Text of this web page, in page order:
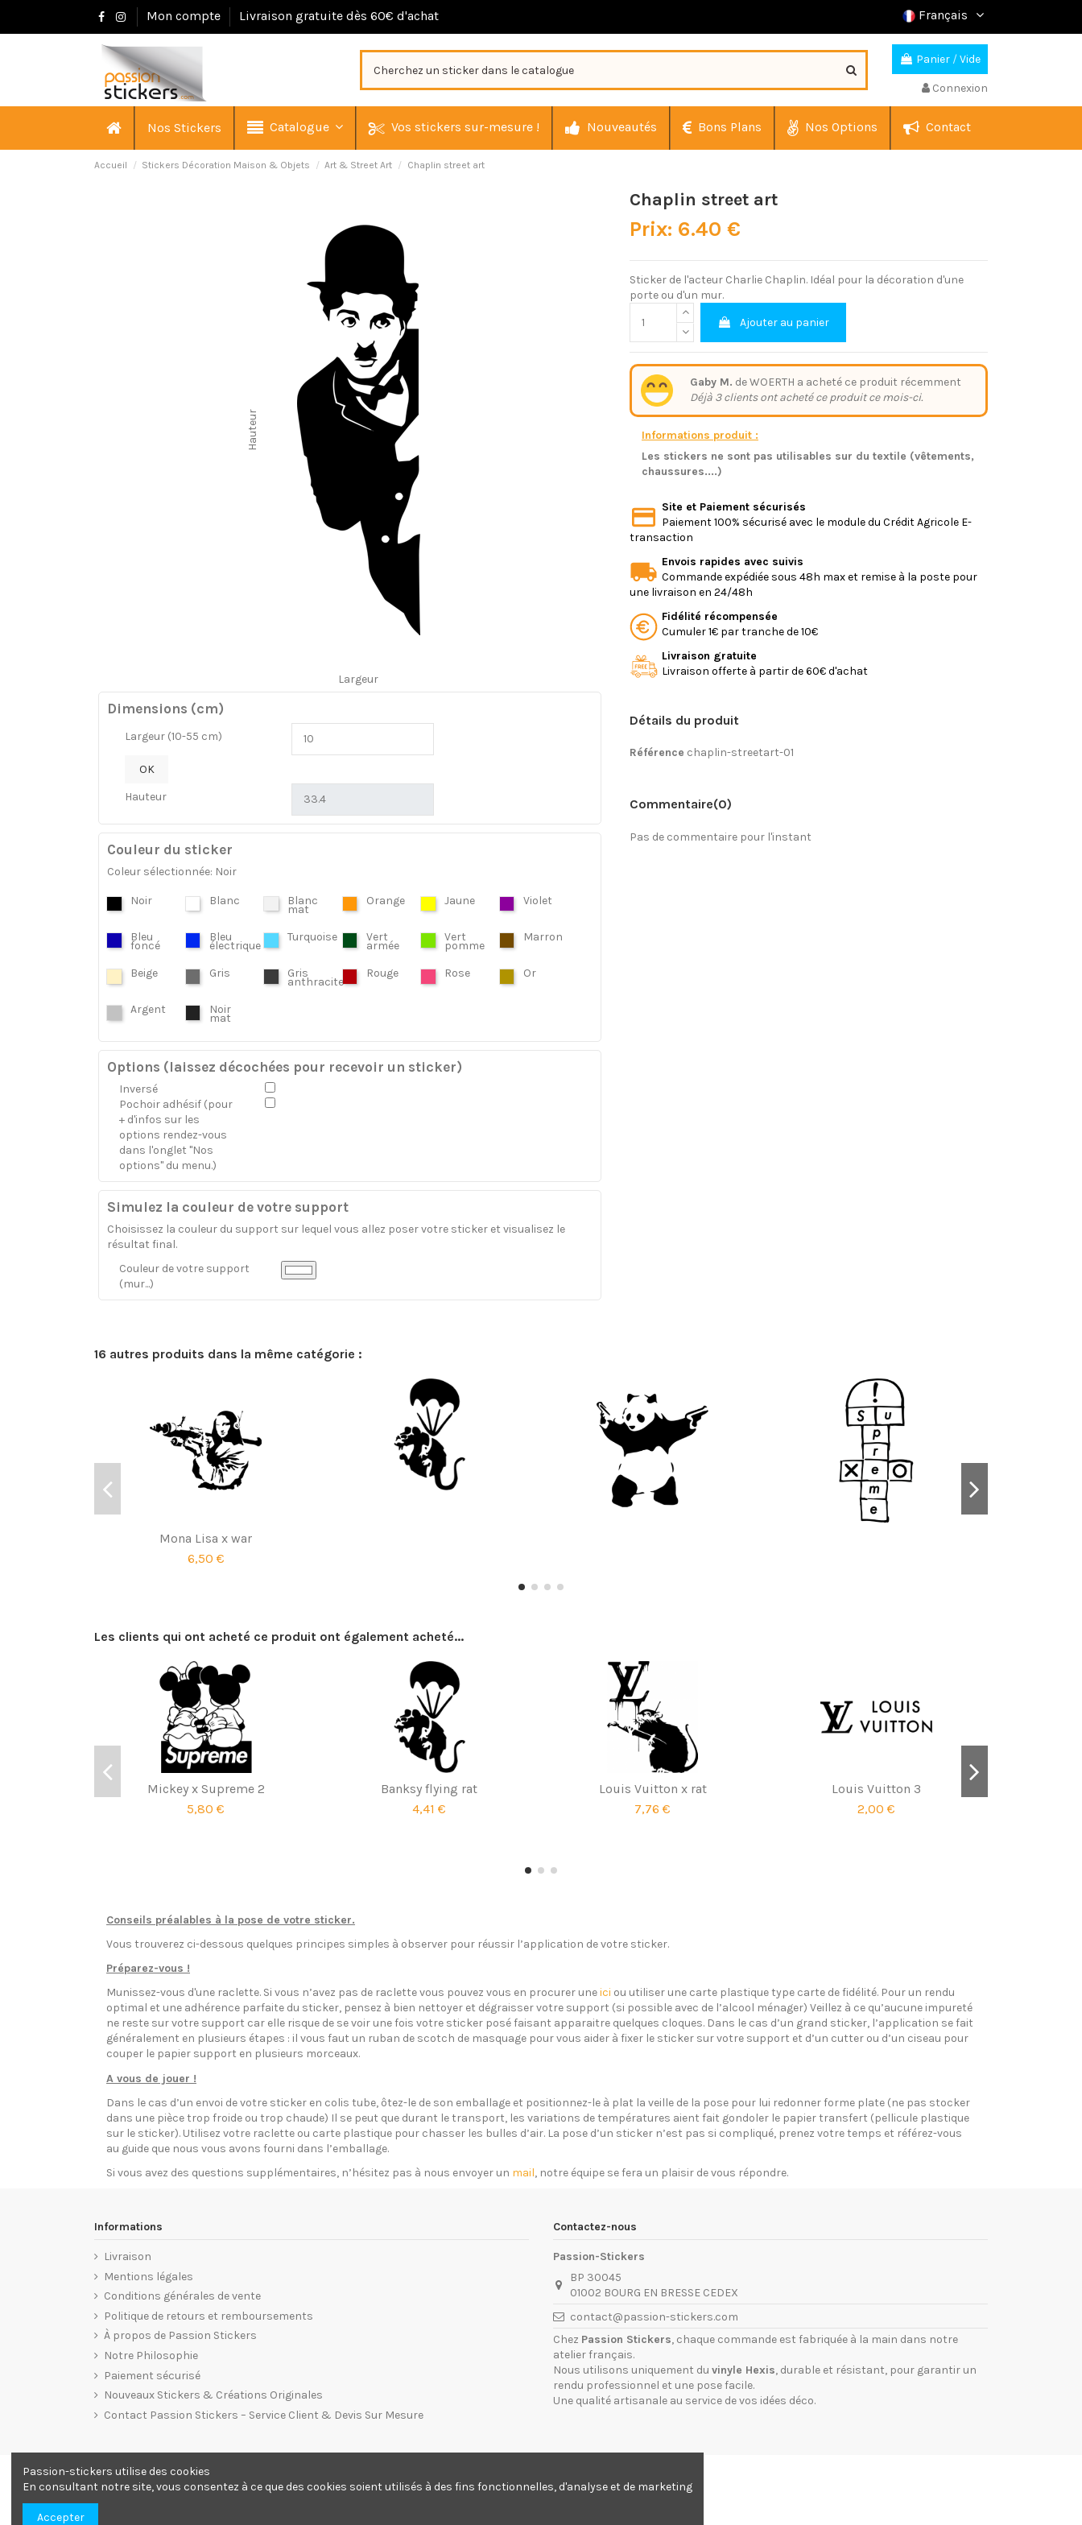
Mon compte Livraison gratuite dès 60€ d'achat Français
Panier /Vide
Connexion
Nos Stickers Catalogue Vos stickers sur-mesure ! Nouveautés Bons Plans Nos Options Contact
Accueil Stickers Décoration Maison & Objets Art & Street Art Chaplin street art
Hauteur
Largeur
Dimensions (cm)
Largeur (10-55 cm)
OK
Hauteur
Couleur du sticker
Coleur sélectionnée: Noir
Noir Blanc Blanc
mat
Orange Jaune Violet
Bleu
foncé
Bleu
électrique
Turquoise Vert
armée
Vert
pomme
Marron
Beige Gris Gris
anthracite
Rouge Rose Or
Argent Noir
mat
Options (laissez décochées pour recevoir un sticker)
Inversé
Pochoir adhésif (pour
+ d'infos sur les
options rendez-vous
dans l'onglet "Nos
options" du menu.)
Simulez la couleur de votre support
Choisissez la couleur du support sur lequel vous allez poser votre sticker et visualisez le
résultat final.
Couleur de votre support
(mur...)
Chaplin street art
Prix: 6.40 €
Sticker de l'acteur Charlie Chaplin. Idéal pour la décoration d'une
porte ou d'un mur.
Ajouter au panier
Gaby M. de WOERTH a acheté ce produit récemment
Déjà 3 clients ont acheté ce produit ce mois-ci.
Informations produit :
Les stickers ne sont pas utilisables sur du textile (vêtements,
chaussures....)
Site et Paiement sécurisés
Paiement 100% sécurisé avec le module du Crédit Agricole E-
transaction
Envois rapides avec suivis
Commande expédiée sous 48h max et remise à la poste pour
une livraison en 24/48h
Fidélité récompensée
Cumuler 1€ par tranche de 10€
Livraison gratuite
Livraison offerte à partir de 60€ d'achat
Détails du produit
Référence chaplin-streetart-01
Commentaire(0)
Pas de commentaire pour l'instant
16 autres produits dans la même catégorie :
Mona Lisa x war
6,50 €
Les clients qui ont acheté ce produit ont également acheté...
Mickey x Supreme 2
5,80 €
Banksy flying rat
4,41 €
Louis Vuitton x rat
7,76 €
Louis Vuitton 3
2,00 €
Conseils préalables à la pose de votre sticker.
Vous trouverez ci-dessous quelques principes simples à observer pour réussir l’application de votre sticker.
Préparez-vous !
Munissez-vous d'une raclette. Si vous n’avez pas de raclette vous pouvez vous en procurer uneici ou utiliser une carte plastique type carte de fidélité. Pour un rendu
optimal et une adhérence parfaite du sticker, pensez à bien nettoyer et dégraisser votre support (si possible avec de l’alcool ménager) Veillez à ce qu’aucune impureté
ne reste sur votre support car elle risque de se voir une fois votre sticker posé faisant apparaitre quelques cloques. Dans le cas d’un grand sticker, l’application se fait
généralement en plusieurs étapes : il vous faut un ruban de scotch de masquage pour vous aider à fixer le sticker sur votre support et d’un cutter ou d’un ciseau pour
couper le papier support en plusieurs morceaux.
A vous de jouer !
Dans le cas d’un envoi de votre sticker en colis tube, ôtez-le de son emballage et positionnez-le à plat la veille de la pose pour lui redonner forme plate (ne pas stocker
dans une pièce trop froide ou trop chaude) Il se peut que durant le transport, les variations de températures aient fait gondoler le papier transfert (pellicule plastique
sur le sticker). Utilisez votre raclette ou carte plastique pour chasser les bulles d’air. La pose d’un sticker n’est pas si compliqué, prenez votre temps et référez-vous
au guide que nous vous avons fourni dans l’emballage.
Si vous avez des questions supplémentaires, n’hésitez pas à nous envoyer un mail, notre équipe se fera un plaisir de vous répondre.
Informations
Livraison
Mentions légales
Conditions générales de vente
Politique de retours et remboursements
À propos de Passion Stickers
Notre Philosophie
Paiement sécurisé
Nouveaux Stickers & Créations Originales
Contact Passion Stickers – Service Client & Devis Sur Mesure
Contactez-nous
Passion-Stickers
BP 30045
01002 BOURG EN BRESSE CEDEX
contact@passion-stickers.com
Chez Passion Stickers, chaque commande est fabriquée à la main dans notre
atelier français.
Nous utilisons uniquement du vinyle Hexis, durable et résistant, pour garantir un
rendu professionnel et une pose facile.
Une qualité artisanale au service de vos idées déco.
Passion-stickers utilise des cookies
En consultant notre site, vous consentez à ce que des cookies soient utilisés à des fins fonctionnelles, d'analyse et de marketing
Accepter